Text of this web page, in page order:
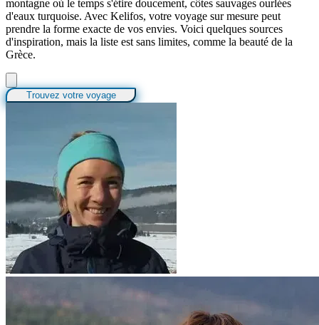
montagne où le temps s'étire doucement, côtes sauvages ourlées
d'eaux turquoise. Avec Kelifos, votre voyage sur mesure peut
prendre la forme exacte de vos envies. Voici quelques sources
d'inspiration, mais la liste est sans limites, comme la beauté de la
Grèce.
Trouvez votre voyage